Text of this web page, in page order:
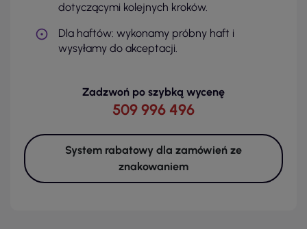
dotyczącymi kolejnych kroków.
Dla haftów: wykonamy próbny haft i
wysyłamy do akceptacji.
Zadzwoń po szybką wycenę
509 996 496
System rabatowy dla zamówień ze
znakowaniem